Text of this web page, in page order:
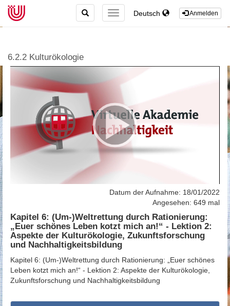
Anmelden
Deutsch
TOGGLE
NAVIGATION
TOGGLE
SEARCH
6.2.2 Kulturökologie
Datum der Aufnahme: 18/01/2022
Angesehen: 649 mal
Kapitel 6: (Um-)Weltrettung durch Rationierung:
„Euer schönes Leben kotzt mich an!“ - Lektion 2:
Aspekte der Kulturökologie, Zukunftsforschung
und Nachhaltigkeitsbildung
Kapitel 6: (Um-)Weltrettung durch Rationierung: „Euer schönes
Leben kotzt mich an!“ - Lektion 2: Aspekte der Kulturökologie,
Zukunftsforschung und Nachhaltigkeitsbildung